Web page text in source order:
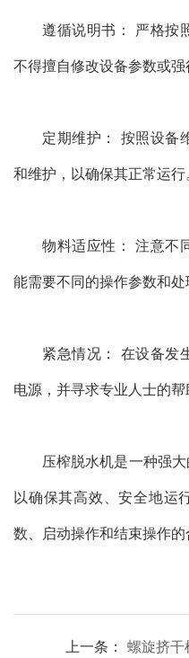
遵循说明书： 严格按
不得擅自修改设备参数或强
定期维护： 按照设备
和维护，以确保其正常运行。
物料适应性： 注意不
能需要不同的操作参数和处
紧急情况： 在设备发
电源，并寻求专业人士的帮
压榨脱水机是一种强
以确保其高效、安全地运
数、启动操作和结束操作
上一条： 螺旋挤干